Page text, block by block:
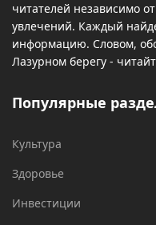
читателей независимо
увлечений. Каждый
информацию. Словом,
Лазурном берегу -
Популярные
Культура
Здоровье
Инвестиции